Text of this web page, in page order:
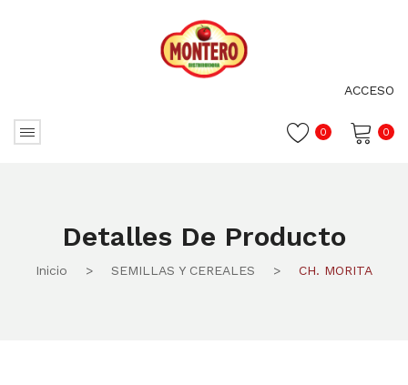
ACCESO
0
0
Detalles De Producto
Inicio > SEMILLAS Y CEREALES > CH. MORITA